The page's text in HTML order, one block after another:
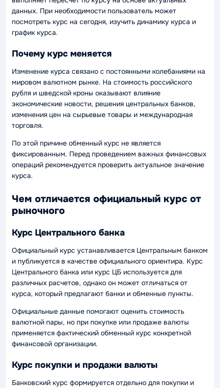
данных. При необходимости пользователь может
посмотреть курс на сегодня, изучить динамику курса и
график курса.
Почему курс меняется
Изменение курса связано с постоянными колебаниями на
мировом валютном рынке. На стоимость российского
рубля и шведской кроны оказывают влияние
экономические новости, решения центральных банков,
изменения цен на сырьевые товары и международная
торговля.
По этой причине обменный курс не является
фиксированным. Перед проведением важных финансовых
операций рекомендуется проверить актуальное значение
курса.
Чем отличается официальный курс от
рыночного
Курс Центрального банка
Официальный курс устанавливается Центральным банком
и публикуется в качестве официального ориентира. Курс
Центрального банка или курс ЦБ используется для
различных расчетов, однако он может отличаться от
курса, который предлагают банки и обменные пункты.
Официальные данные помогают оценить стоимость
валютной пары, но при покупке или продаже валюты
применяется фактический обменный курс конкретной
финансовой организации.
Курс покупки и продажи валюты
Банковский курс формируется отдельно для покупки и